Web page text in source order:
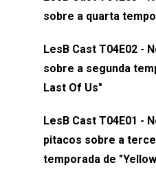
nos envie uma
esqueça de visitar nosso
sociais:Twitter:
(⁠⁠⁠⁠@brunarfentanes⁠⁠⁠⁠) e
Naiady Machado
sobre a quarta
LesB Cast T04E02 -
sobre a segunda
Last Of Us"
LesB Cast T04E01 -
pitacos sobre a
temporada de